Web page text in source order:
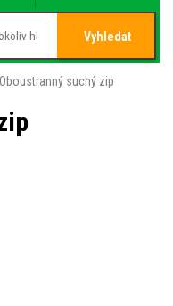
Vyhledat
Oboustranný suchý zip